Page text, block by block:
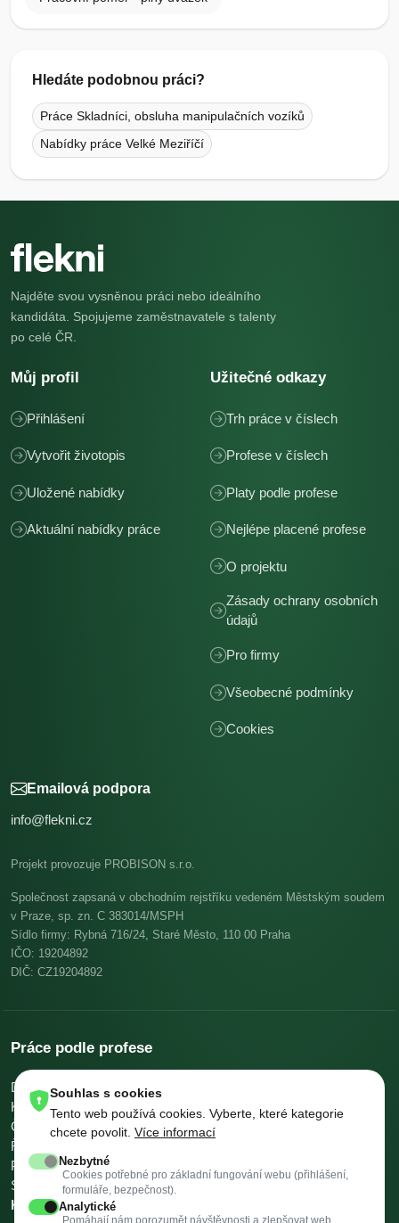
Hledáte podobnou práci?
Práce Skladníci, obsluha manipulačních vozíků
Nabídky práce Velké Meziříčí
Najděte svou vysněnou práci nebo ideálního
kandidáta. Spojujeme zaměstnavatele s talenty
po celé ČR.
Můj profil
Přihlášení
Vytvořit životopis
Uložené nabídky
Aktuální nabídky práce
Užitečné odkazy
Trh práce v číslech
Profese v číslech
Platy podle profese
Nejlépe placené profese
O projektu
Zásady ochrany osobních
údajů
Pro firmy
Všeobecné podmínky
Cookies
Emailová podpora
info@flekni.cz
Projekt provozuje PROBISON s.r.o.
Společnost zapsaná v obchodním rejstříku vedeném Městským soudem
v Praze, sp. zn. C 383014/MSPH
Sídlo firmy: Rybná 716/24, Staré Město, 110 00 Praha
IČO: 19204892
DIČ: CZ19204892
Práce podle profese
Dělníci v oblasti výstavby a údržby budov
KuchařiSkladníci, obsluha manipulačních vozíků
Číšníci a servírky
Ostatní uklízeči a pomocníci
Řidiči nákladních automobilů, tahačů a speciálních vozidel
Pomocníci v kuchyni
Svářeči
Všechny profese →
Platy podle profese →
Kalkulačky →
Souhlas s cookies
Tento web používá cookies. Vyberte, které kategorie
chcete povolit. Více informací
Nezbytné
Cookies potřebné pro základní fungování webu (přihlášení,
formuláře, bezpečnost).
Analytické
Pomáhají nám porozumět návštěvnosti a zlepšovat web.